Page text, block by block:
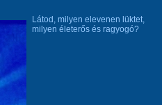
Látod, milyen elevenen lüktet,
milyen életerős és ragyogó?